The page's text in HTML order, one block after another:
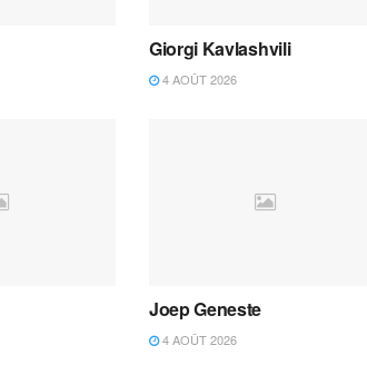
Giorgi Kavlashvili
4 AOÛT 2026
Joep Geneste
4 AOÛT 2026